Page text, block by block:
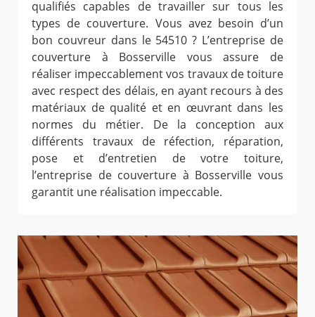
qualifiés capables de travailler sur tous les
types de couverture. Vous avez besoin d’un
bon couvreur dans le 54510 ? L’entreprise de
couverture à Bosserville vous assure de
réaliser impeccablement vos travaux de toiture
avec respect des délais, en ayant recours à des
matériaux de qualité et en œuvrant dans les
normes du métier. De la conception aux
différents travaux de réfection, réparation,
pose et d’entretien de votre toiture,
l’entreprise de couverture à Bosserville vous
garantit une réalisation impeccable.